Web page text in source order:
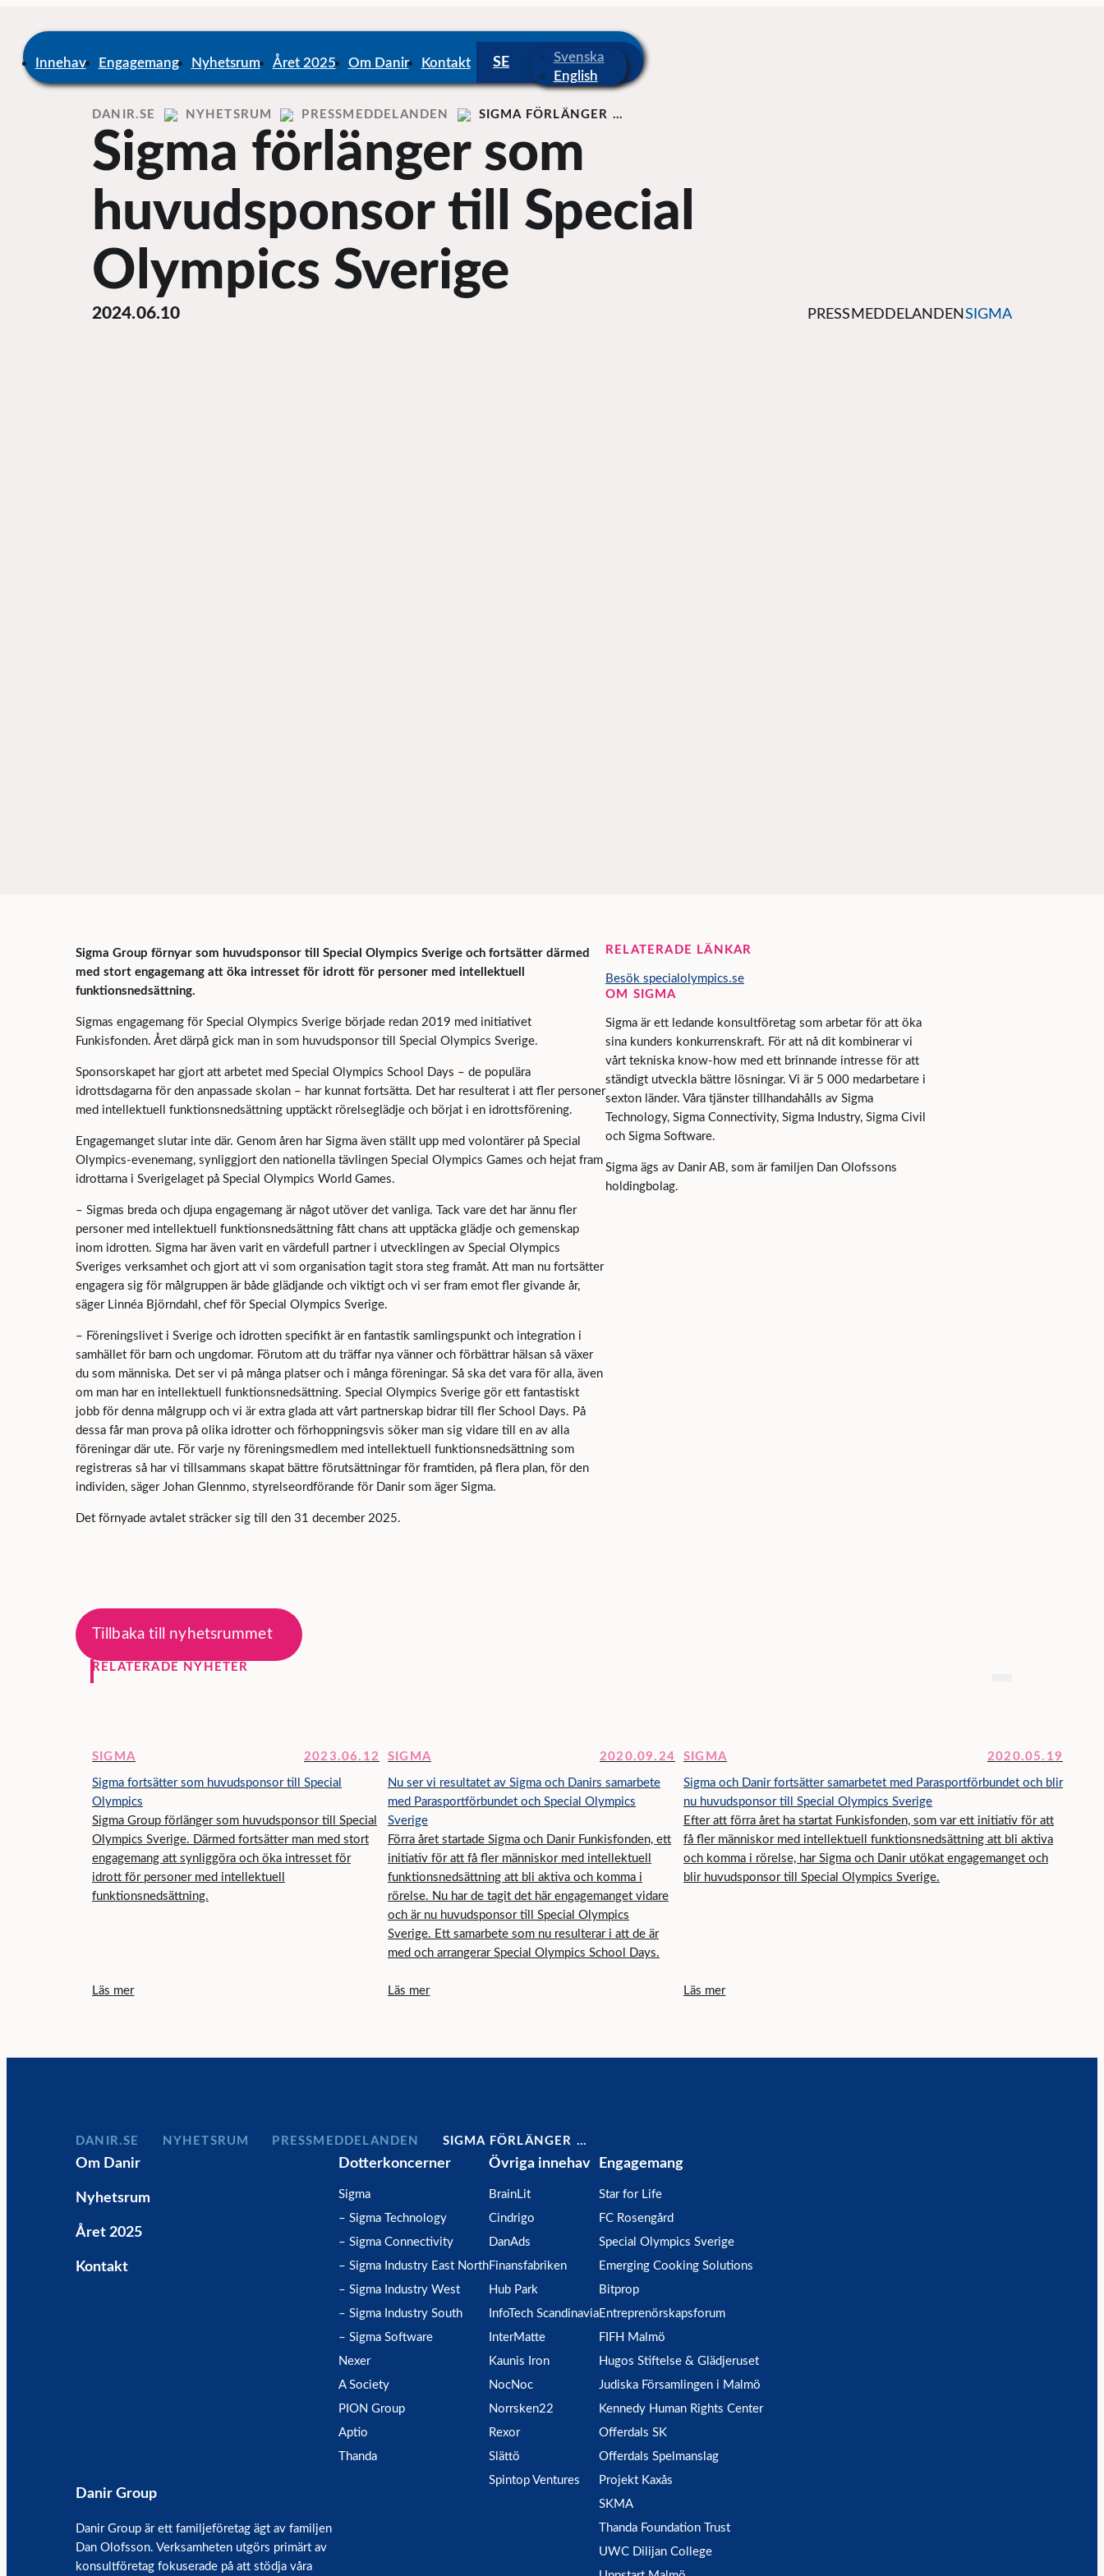
Home
Innehav Engagemang Nyhetsrum Året 2025 Om Danir Kontakt
Svenska
English
DANIR NYHETSRUM PRESSMEDDELANDEN SIGMA FÖRLÄNGER …
Sigma förlänger som
huvudsponsor till Special
Olympics Sverige
2024.06.10 PRESSMEDDELANDEN SIGMA
Sigma Group förnyar som huvudsponsor till Special Olympics Sverige och fortsätter därmed
med stort engagemang att öka intresset för idrott för personer med intellektuell
funktionsnedsättning.
Sigmas engagemang för Special Olympics Sverige började redan 2019 med initiativet
Funkisfonden. Året därpå gick man in som huvudsponsor till Special Olympics Sverige.
Sponsorskapet har gjort att arbetet med Special Olympics School Days – de populära
idrottsdagarna för den anpassade skolan – har kunnat fortsätta. Det har resulterat i att fler personer
med intellektuell funktionsnedsättning upptäckt rörelseglädje och börjat i en idrottsförening.
Engagemanget slutar inte där. Genom åren har Sigma även ställt upp med volontärer på Special
Olympics-evenemang, synliggjort den nationella tävlingen Special Olympics Games och hejat fram
idrottarna i Sverigelaget på Special Olympics World Games.
– Sigmas breda och djupa engagemang är något utöver det vanliga. Tack vare det har ännu fler
personer med intellektuell funktionsnedsättning fått chans att upptäcka glädje och gemenskap
inom idrotten. Sigma har även varit en värdefull partner i utvecklingen av Special Olympics
Sveriges verksamhet och gjort att vi som organisation tagit stora steg framåt. Att man nu fortsätter
engagera sig för målgruppen är både glädjande och viktigt och vi ser fram emot fler givande år,
säger Linnéa Björndahl, chef för Special Olympics Sverige.
– Föreningslivet i Sverige och idrotten specifikt är en fantastik samlingspunkt och integration i
samhället för barn och ungdomar. Förutom att du träffar nya vänner och förbättrar hälsan så växer
du som människa. Det ser vi på många platser och i många föreningar. Så ska det vara för alla, även
om man har en intellektuell funktionsnedsättning. Special Olympics Sverige gör ett fantastiskt
jobb för denna målgrupp och vi är extra glada att vårt partnerskap bidrar till fler School Days. På
dessa får man prova på olika idrotter och förhoppningsvis söker man sig vidare till en av alla
föreningar där ute. För varje ny föreningsmedlem med intellektuell funktionsnedsättning som
registreras så har vi tillsammans skapat bättre förutsättningar för framtiden, på flera plan, för den
individen, säger Johan Glennmo, styrelseordförande för Danir som äger Sigma.
Det förnyade avtalet sträcker sig till den 31 december 2025.
Tillbaka till nyhetsrummet
RELATERADE LÄNKAR
Besök specialolympics.se
OM SIGMA
Sigma är ett ledande konsultföretag som arbetar för att öka
sina kunders konkurrenskraft. För att nå dit kombinerar vi
vårt tekniska know-how med ett brinnande intresse för att
ständigt utveckla bättre lösningar. Vi är 5 000 medarbetare i
sexton länder. Våra tjänster tillhandahålls av Sigma
Technology, Sigma Connectivity, Sigma Industry, Sigma Civil
och Sigma Software.
Sigma ägs av Danir AB, som är familjen Dan Olofssons
holdingbolag.
RELATERADE NYHETER
SIGMA 2023.06.12
Sigma fortsätter som huvudsponsor till Special
Olympics
Sigma Group förlänger som huvudsponsor till Special
Olympics Sverige. Därmed fortsätter man med stort
engagemang att synliggöra och öka intresset för
idrott för personer med intellektuell
funktionsnedsättning.
Läs mer
SIGMA 2020.09.24
Nu ser vi resultatet av Sigma och Danirs samarbete
med Parasportförbundet och Special Olympics
Sverige
​Förra året startade Sigma och Danir Funkisfonden, ett
initiativ för att få fler människor med intellektuell
funktionsnedsättning att bli aktiva och komma i
rörelse. Nu har de tagit det här engagemanget vidare
och är nu huvudsponsor till Special Olympics
Sverige. Ett samarbete som nu resulterar i att de är
med och arrangerar Special Olympics School Days.
Läs mer
SIGMA 2020.05.19
Sigma och Danir fortsätter samarbetet med Parasportförbundet och blir
nu huvudsponsor till Special Olympics Sverige
​Efter att förra året ha startat Funkisfonden, som var ett initiativ för att
få fler människor med intellektuell funktionsnedsättning att bli aktiva
och komma i rörelse, har Sigma och Danir utökat engagemanget och
blir huvudsponsor till Special Olympics Sverige.
Läs mer
DANIR NYHETSRUM PRESSMEDDELANDEN SIGMA FÖRLÄNGER …
Om Danir
Nyhetsrum
Året 2025
Kontakt
Danir Group
Danir Group är ett familjeföretag ägt av familjen
Dan Olofsson. Verksamheten utgörs primärt av
konsultföretag fokuserade på att stödja våra
Dotterkoncerner
Sigma
– Sigma Technology
– Sigma Connectivity
– Sigma Industry East North
– Sigma Industry West
– Sigma Industry South
– Sigma Software
Nexer
A Society
PION Group
Aptio
Thanda
Övriga innehav
BrainLit
Cindrigo
DanAds
Finansfabriken
Hub Park
InfoTech Scandinavia
InterMatte
Kaunis Iron
NocNoc
Norrsken22
Rexor
Slättö
Spintop Ventures
Engagemang
Star for Life
FC Rosengård
Special Olympics Sverige
Emerging Cooking Solutions
Bitprop
Entreprenörskapsforum
FIFH Malmö
Hugos Stiftelse & Glädjeruset
Judiska Församlingen i Malmö
Kennedy Human Rights Center
Offerdals SK
Offerdals Spelmanslag
Projekt Kaxås
SKMA
Thanda Foundation Trust
UWC Dilijan College